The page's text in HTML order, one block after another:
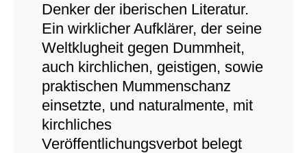
Denker der iberischen Literatur.
Ein wirklicher Aufklärer, der seine
Weltklugheit gegen Dummheit,
auch kirchlichen, geistigen, sowie
praktischen Mummenschanz
einsetzte, und naturalmente, mit
kirchliches
Veröffentlichungsverbot belegt